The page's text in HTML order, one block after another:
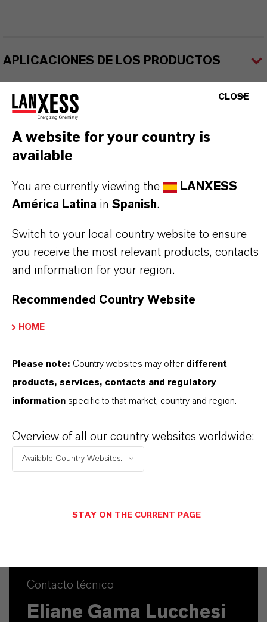
APLICACIONES DE LOS PRODUCTOS
SINÓNIMOS DEL PRODUCTO
Nilva Teresa Goncalves
Jarinu
Contacto técnico
Eliane Gama Lucchesi
CLOSE
A website for your country is
available
You are currently viewing the
LANXESS
América Latina in Spanish.
Switch to your local country website to ensure
you receive the most relevant products, contacts
and information for your region.
Recommended Country Website
HOME
Please note: Country websites may offer different
products, services, contacts and regulatory
information specific to that market, country and region.
Overview of all our country websites worldwide:
Available Country Websites...
STAY ON THE CURRENT PAGE